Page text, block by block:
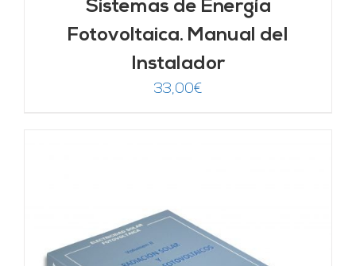
Sistemas de Energía
Fotovoltaica. Manual del
Instalador
33,00€